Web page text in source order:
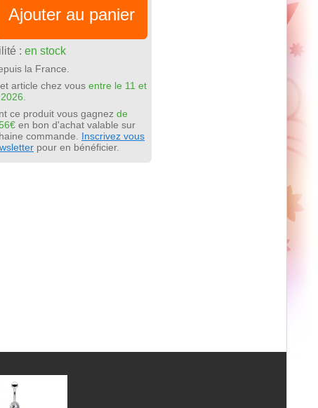
Ajouter au panier
: en stock
la France.
article chez vous entre le 11 et
ce produit vous gagnez de
en bon d'achat valable sur
commande. Inscrivez vous
pour en bénéficier.